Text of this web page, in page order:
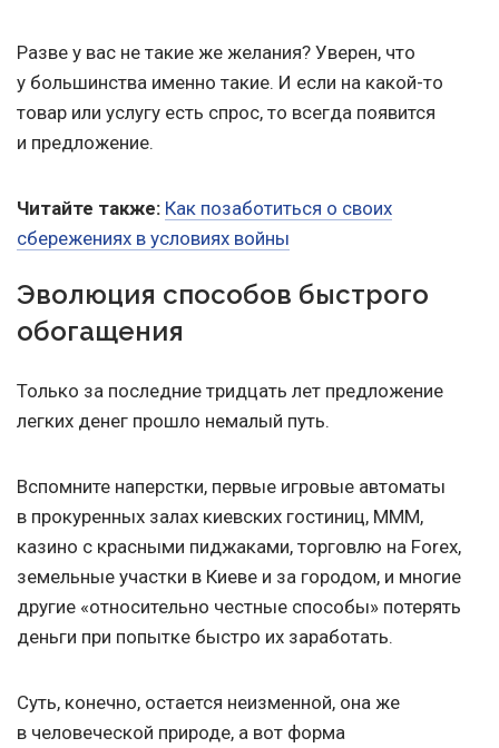
Разве у вас не такие же желания? Уверен, что
у большинства именно такие. И если на какой-то
товар или услугу есть спрос, то всегда появится
и предложение.
Читайте также: Как позаботиться о своих
сбережениях в условиях войны
Эволюция способов быстрого
обогащения
Только за последние тридцать лет предложение
легких денег прошло немалый путь.
Вспомните наперстки, первые игровые автоматы
в прокуренных залах киевских гостиниц, МММ,
казино с красными пиджаками, торговлю на Forex,
земельные участки в Киеве и за городом, и многие
другие «относительно честные способы» потерять
деньги при попытке быстро их заработать.
Суть, конечно, остается неизменной, она же
в человеческой природе, а вот форма